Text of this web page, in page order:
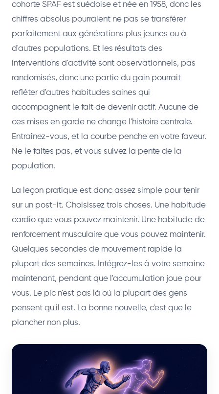
cohorte SPAF est suédoise et née en 1958, donc les
chiffres absolus pourraient ne pas se transférer
parfaitement aux générations plus jeunes ou à
d'autres populations. Et les résultats des
interventions d'activité sont observationnels, pas
randomisés, donc une partie du gain pourrait
refléter d'autres habitudes saines qui
accompagnent le fait de devenir actif. Aucune de
ces mises en garde ne change l'histoire centrale.
Entraînez-vous, et la courbe penche en votre faveur.
Ne le faites pas, et vous suivez la pente de la
population.
La leçon pratique est donc assez simple pour tenir
sur un post-it. Choisissez trois choses. Une habitude
cardio que vous pouvez maintenir. Une habitude de
renforcement musculaire que vous pouvez maintenir.
Quelques secondes de mouvement rapide la
plupart des semaines. Intégrez-les à votre semaine
maintenant, pendant que l'accumulation joue pour
vous. Le pic n'est pas là où la plupart des gens
pensent qu'il est. La bonne nouvelle, c'est que le
plancher non plus.